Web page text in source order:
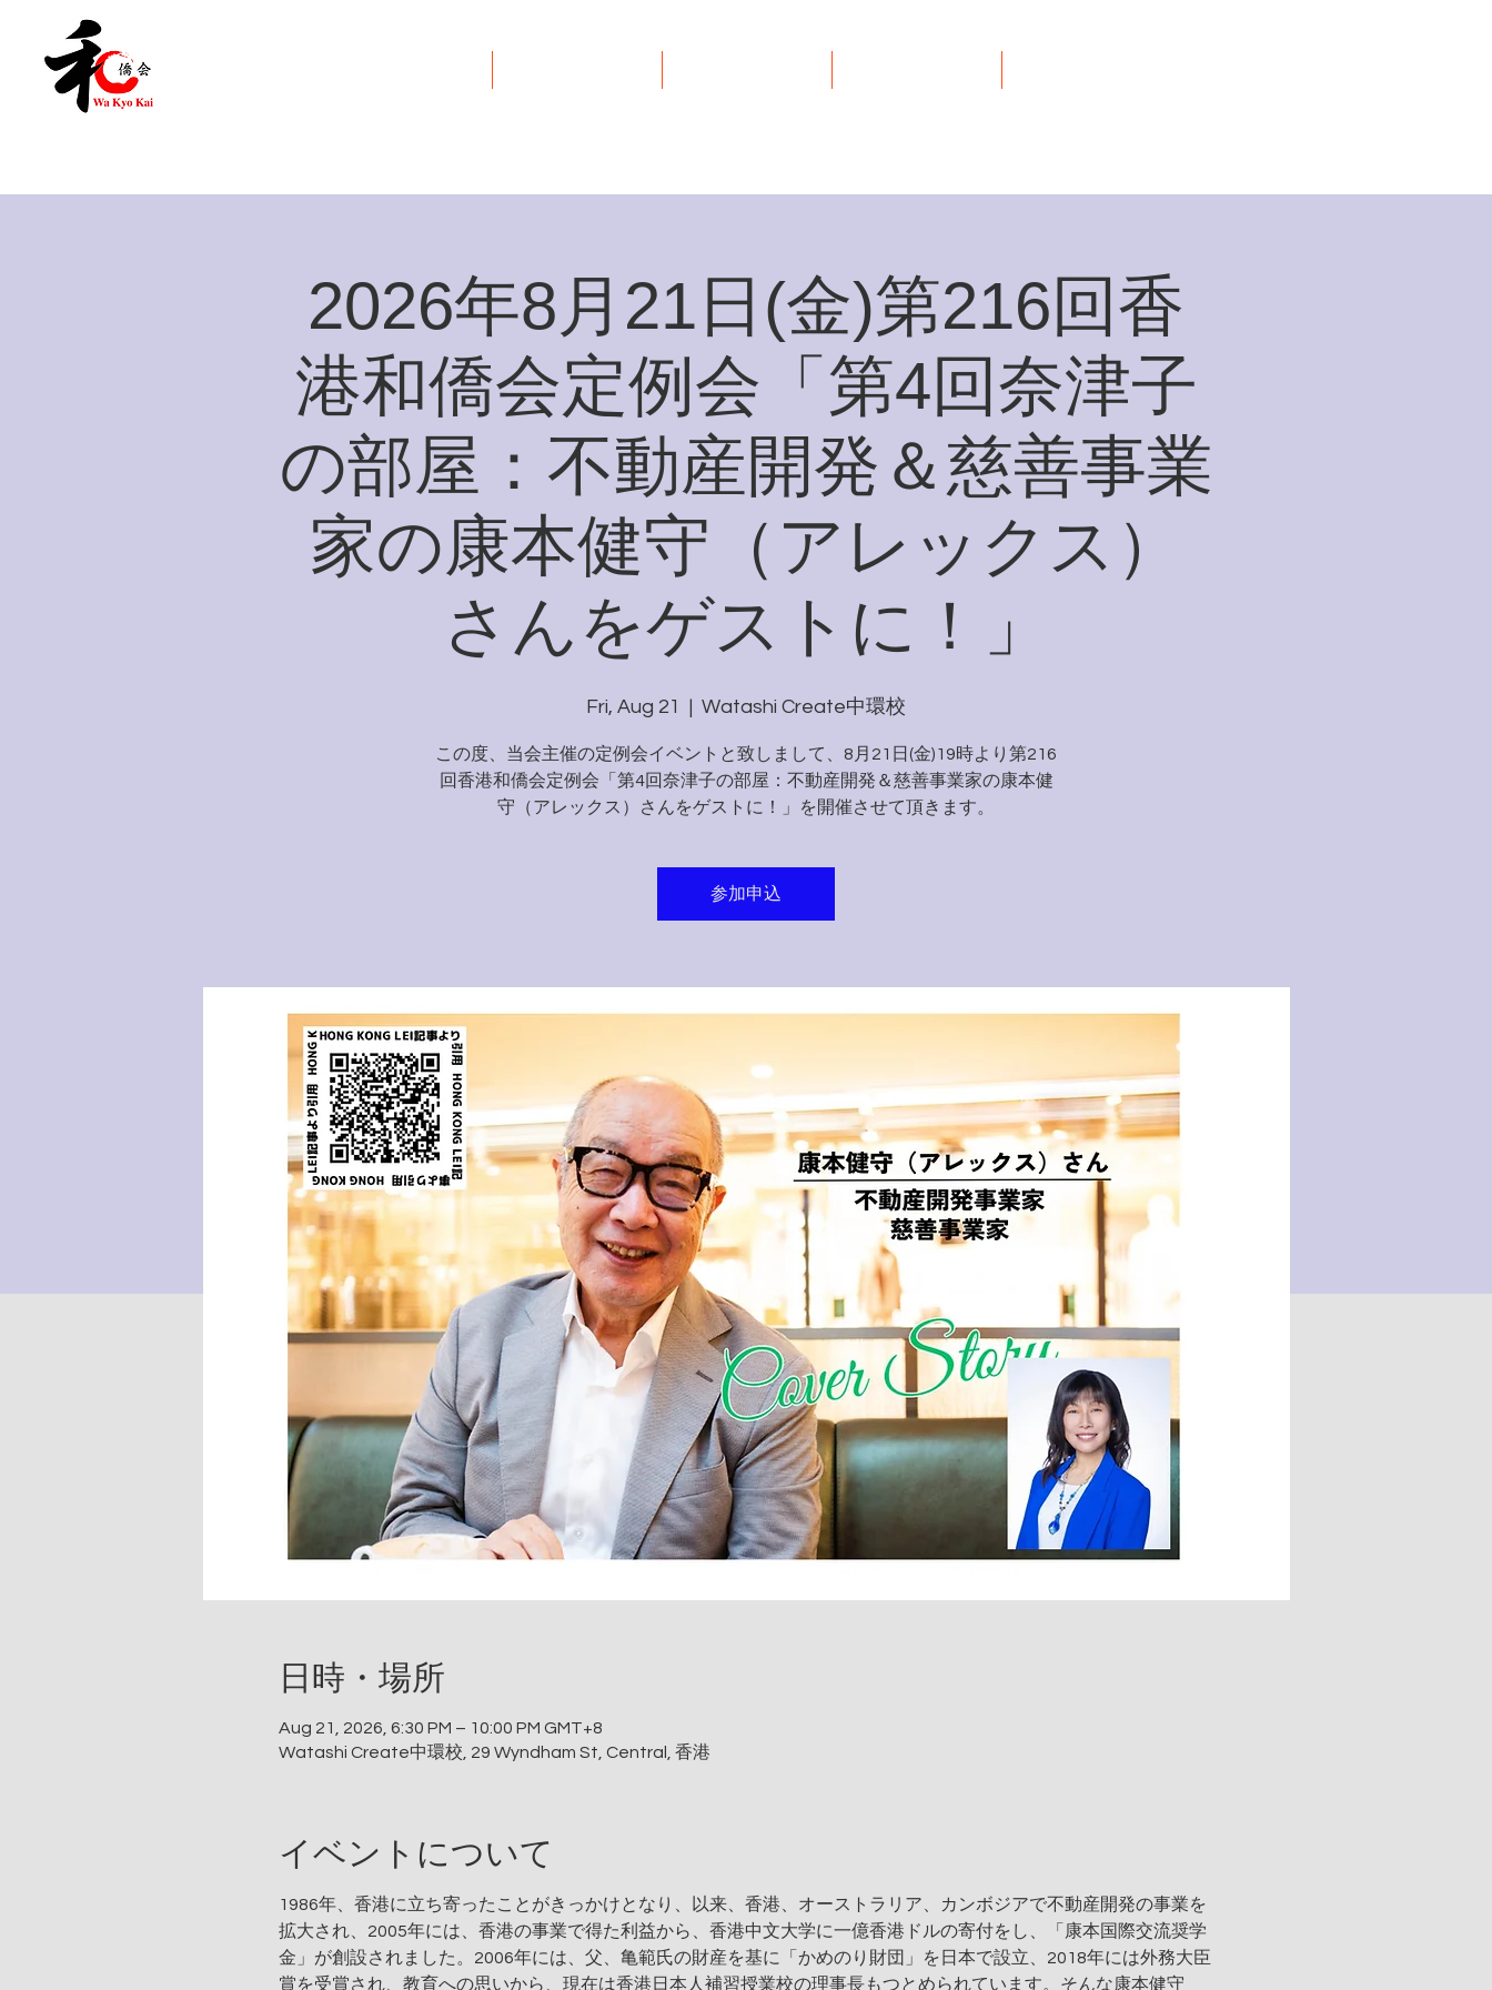
2026年8月21日(金)第216回香
港和僑会定例会「第4回奈津子
の部屋：不動産開発＆慈善事業
家の康本健守（アレックス）
さんをゲストに！」
Fri, Aug 21
  |
Watashi Create中環校
この度、当会主催の定例会イベントと致しまして、8月21日(金)19時より第216
回香港和僑会定例会「第4回奈津子の部屋：不動産開発＆慈善事業家の康本健
守（アレックス）さんをゲストに！」を開催させて頂きます。
参加申込
日時・場所
Aug 21, 2026, 6:30 PM – 10:00 PM GMT+8
Watashi Create中環校, 29 Wyndham St, Central, 香港
イベントについて
1986年、香港に立ち寄ったことがきっかけとなり、以来、香港、オーストラリア、カンボジアで不動産開発の事業を
拡大され、2005年には、香港の事業で得た利益から、香港中文大学に一億香港ドルの寄付をし、「康本国際交流奨学
金」が創設されました。2006年には、父、亀範氏の財産を基に「かめのり財団」を日本で設立、2018年には外務大臣
賞を受賞され、教育への思いから、現在は香港日本人補習授業校の理事長もつとめられています。そんな康本健守